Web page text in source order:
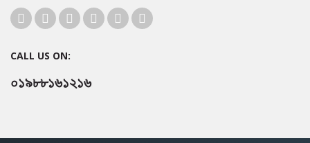
CALL US ON:
০১৯৮৮১৬১২১৬